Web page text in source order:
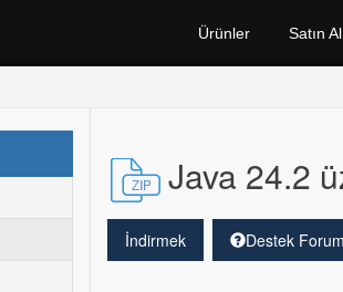
Ürünler Satın
Java 24.2
İndirmek Destek